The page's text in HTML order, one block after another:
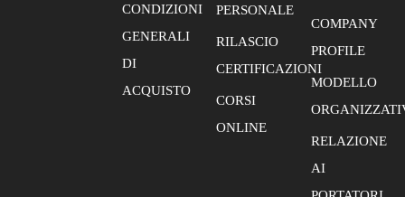
CONDIZIONI
GENERALI
DI
ACQUISTO
PERSONALE
RILASCIO
CERTIFICAZIONI
CORSI
ONLINE
COMPANY
PROFILE
MODELLO
RELAZIONE
AI